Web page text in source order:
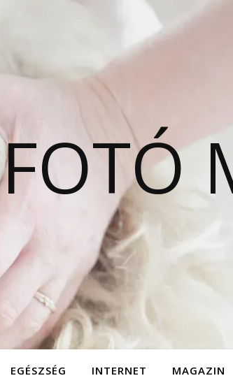
EGÉSZSÉG INTERNET MAGAZIN